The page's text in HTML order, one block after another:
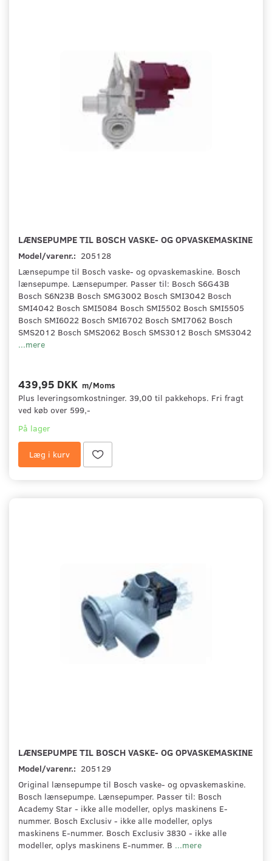
LÆNSEPUMPE TIL BOSCH VASKE- OG OPVASKEMASKINE
Model/varenr.: 205128
Lænsepumpe til Bosch vaske- og opvaskemaskine. Bosch
lænsepumpe. Lænsepumper. Passer til: Bosch S6G43B
Bosch S6N23B Bosch SMG3002 Bosch SMI3042 Bosch
SMI4042 Bosch SMI5084 Bosch SMI5502 Bosch SMI5505
Bosch SMI6022 Bosch SMI6702 Bosch SMI7062 Bosch
SMS2012 Bosch SMS2062 Bosch SMS3012 Bosch SMS3042
...mere
439,95 DKK m/Moms
Plus leveringsomkostninger. 39,00 til pakkehops. Fri fragt
ved køb over 599,-
På lager
Læg i kurv
LÆNSEPUMPE TIL BOSCH VASKE- OG OPVASKEMASKINE
Model/varenr.: 205129
Original lænsepumpe til Bosch vaske- og opvaskemaskine.
Bosch lænsepumpe. Lænsepumper. Passer til: Bosch
Academy Star - ikke alle modeller, oplys maskinens E-
nummer. Bosch Exclusiv - ikke alle modeller, oplys
maskinens E-nummer. Bosch Exclusiv 3830 - ikke alle
modeller, oplys maskinens E-nummer. B ...mere